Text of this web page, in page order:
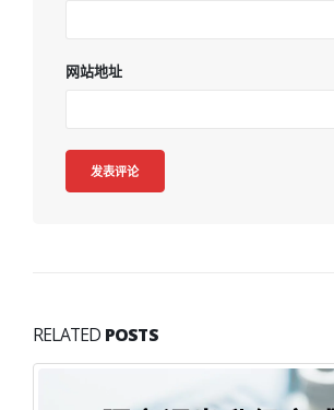
网站地址
RELATED POSTS